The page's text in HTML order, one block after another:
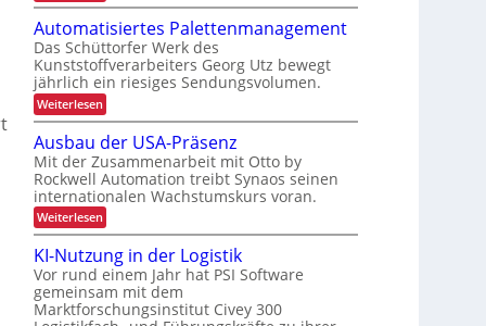
n
i
m
i
n
n
e
r
b
e
r
i
e
u
r
z
f
r
i
t
i
g
e
E
i
n
s
ä
r
o
z
e
s
s
r
ü
c
k
m
e
l
d
u
n
g
S
e
q
u
e
n
z
l
i
e
f
e
r
u
n
g
a
n
k
A
Automatisiertes Palettenmanagement
Das Schüttorfer Werk des
Kunststoffverarbeiters Georg Utz bewegt
jährlich ein riesiges Sendungsvolumen.
Weiterlesen:
A
u
t
o
m
a
t
i
s
i
e
r
t
e
Ausbau der USA-Präsenz
Mit der Zusammenarbeit mit Otto by
Rockwell Automation treibt Synaos seinen
internationalen Wachstumskurs voran.
Weiterlesen:
A
s
b
a
u
d
KI-Nutzung in der Logistik
Vor rund einem Jahr hat PSI Software
gemeinsam mit dem
Marktforschungsinstitut Civey 300